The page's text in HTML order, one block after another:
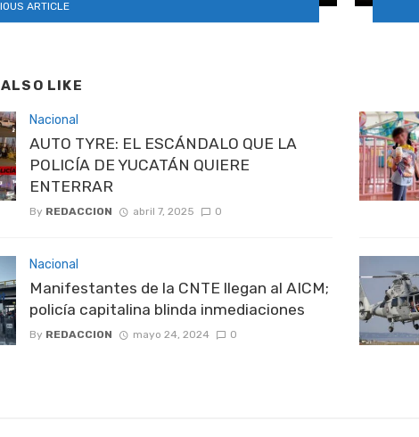
ARTICLE
LIKE
Nacional
AUTO TYRE: EL ESCÁNDALO QUE LA
POLICÍA DE YUCATÁN QUIERE
ENTERRAR
By REDACCION abril 7, 2025 0
Nacional
Manifestantes de la CNTE llegan al AICM;
policía capitalina blinda inmediaciones
By REDACCION mayo 24, 2024 0